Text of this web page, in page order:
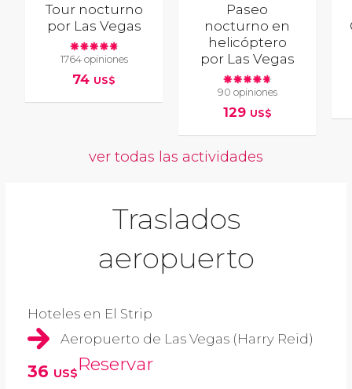
Tour nocturno
por Las Vegas
1764 opiniones
74 US$
Paseo
nocturno en
helicóptero
por Las Vegas
90 opiniones
129 US$
ver todas las actividades
Traslados
aeropuerto
Hoteles en El Strip
Aeropuerto de Las Vegas (Harry Reid)
36 US$Reservar